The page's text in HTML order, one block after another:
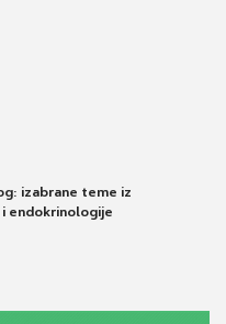
izabrane teme iz
endokrinologije